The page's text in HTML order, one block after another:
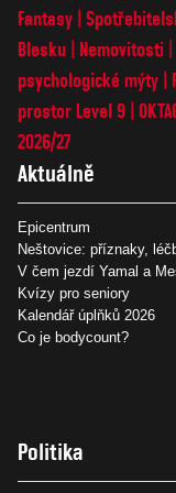
Fantasy
Blesku
Nemovitosti
psychologické mýty
prostor Level 9
2026/27
Aktuálně
Epicentrum
Neštovice: příznaky,
V čem jezdí Yamal a
Kvízy pro seniory
Kalendář úplňků 2026
Co je bodycount?
Politika